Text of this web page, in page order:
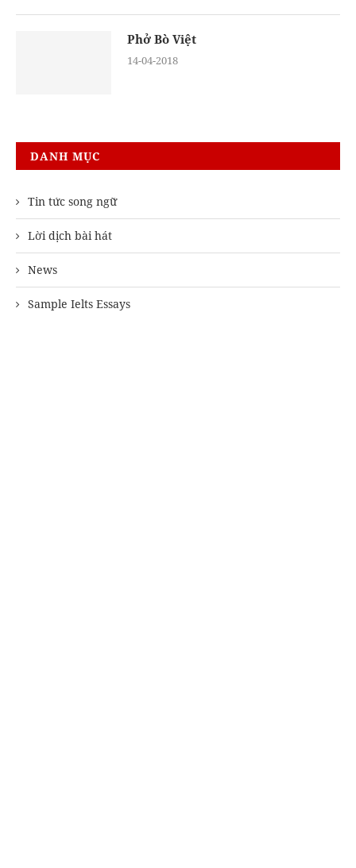
Phở Bò Việt
14-04-2018
DANH MỤC
Tin tức song ngữ
Lời dịch bài hát
News
Sample Ielts Essays